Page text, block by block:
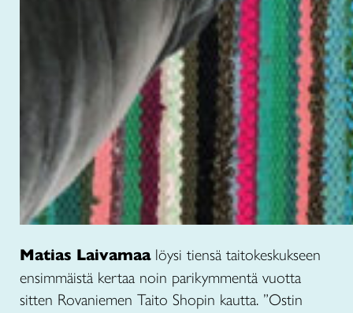
Matias Laivamaalöysi tiensä taitokeskukseen
ensimmäistä kertaa noin parikymmentä vuotta
sitten Rovaniemen Taito Shopin kautta. ”Ostin